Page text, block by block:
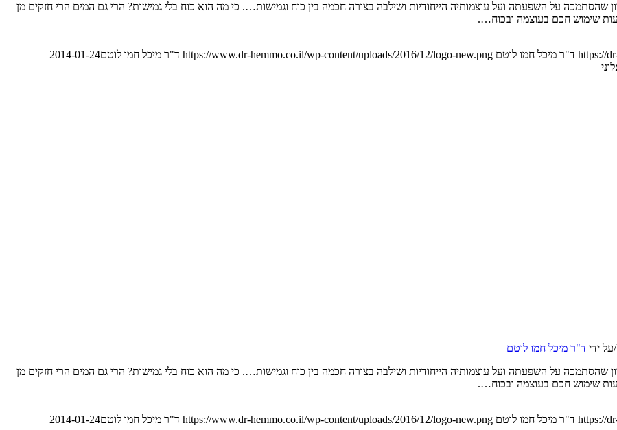
על השפעתה ועל עוצמותיה הייחודיות ושילבה בצורה חכמה בין כוח וגמישות…. כי מה הוא כוח בלי גמישות? הרי גם המים הרי חזקים מן
שימוש חכם בעוצמה ובכוח….
https:// ד"ר מיכל חמו לוטם https://www.dr-hemmo.co.il/wp-content/uploads/2016/12/logo-new.png ד"ר מיכל חמו לוטם2014-01-24
/על ידי ד"ר מיכל חמו לוטם
על השפעתה ועל עוצמותיה הייחודיות ושילבה בצורה חכמה בין כוח וגמישות…. כי מה הוא כוח בלי גמישות? הרי גם המים הרי חזקים מן
שימוש חכם בעוצמה ובכוח….
https:// ד"ר מיכל חמו לוטם https://www.dr-hemmo.co.il/wp-content/uploads/2016/12/logo-new.png ד"ר מיכל חמו לוטם2014-01-24